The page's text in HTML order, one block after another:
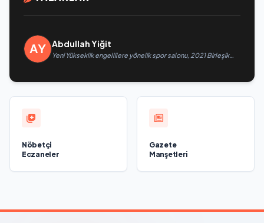
Abdullah Yiğit
Yeni Yükseklik engellilere yönelik spor salonu, 2021 Birleşik
Nöbetçi
Eczaneler
Gazete
Manşetleri